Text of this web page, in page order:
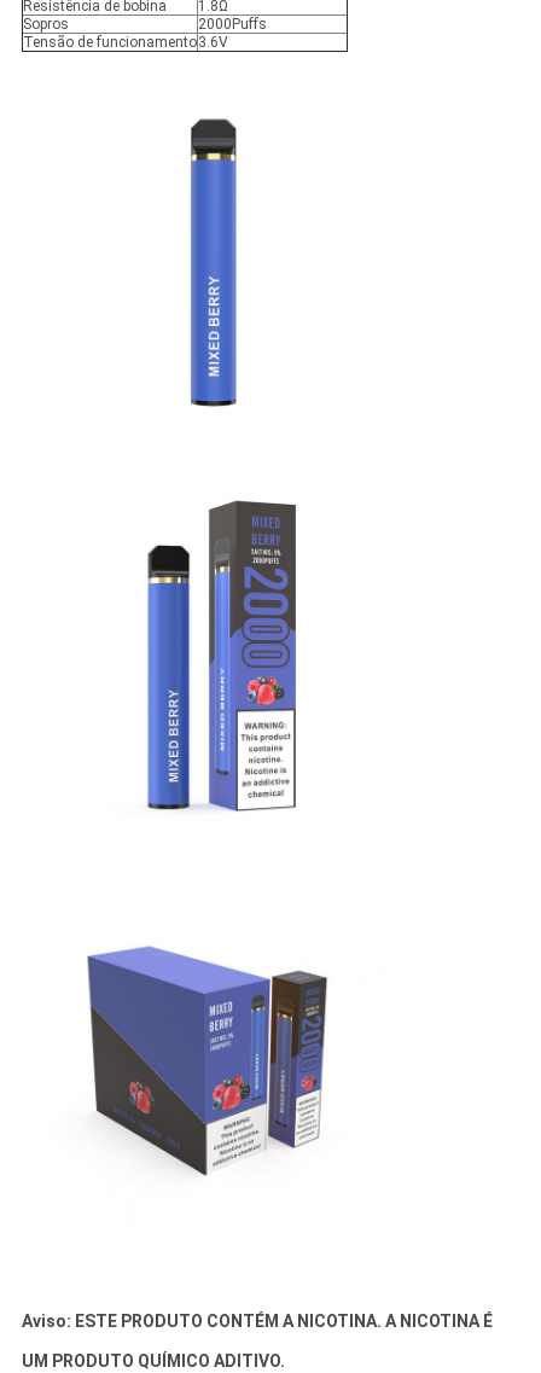
Resistência de bobina
1.8Ω
Sopros
2000Puffs
Tensão de funcionamento3.6V
Aviso: ESTE PRODUTO CONTÉM A NICOTINA. A NICOTINA É
UM PRODUTO QUÍMICO ADITIVO.